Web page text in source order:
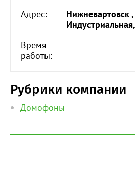
Адрес:
Нижневартовск
Время
работы:
Рубрики компании
Домофоны